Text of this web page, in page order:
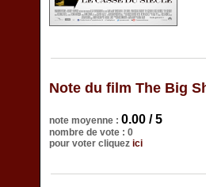
Note du film The Big
note moyenne : 0.00 / 5
nombre de vote : 0
pour voter cliquez ici